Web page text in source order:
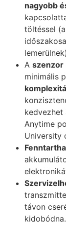
nagyobb
töltéssel
A szenzor
minimális
kedvezhet
Anytime
University
távon